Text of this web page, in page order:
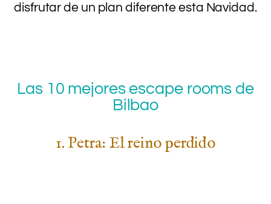
disfrutar de un plan diferente esta Navidad.
Las 10 mejores escape rooms de
Bilbao
1. Petra: El reino perdido